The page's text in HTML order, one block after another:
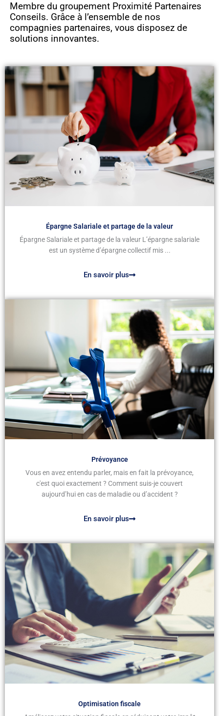
Membre du groupement Proximité Partenaires
Conseils. Grâce à l’ensemble de nos
compagnies partenaires, vous disposez de
solutions innovantes.
Épargne Salariale et partage de la valeur
Épargne Salariale et partage de la valeur L’épargne salariale
est un système d’épargne collectif mis ...
En savoir plus
Prévoyance
Vous en avez entendu parler, mais en fait la prévoyance,
c'est quoi exactement ? Comment suis-je couvert
aujourd’hui en cas de maladie ou d’accident ?
En savoir plus
Optimisation fiscale